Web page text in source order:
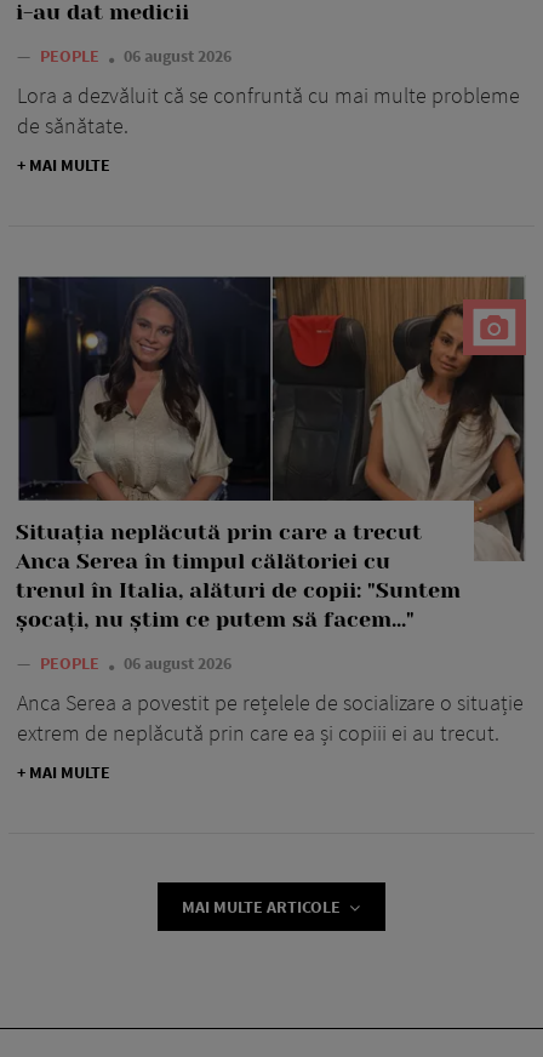
i-au dat medicii
— PEOPLE 06 august 2026
Lora a dezvăluit că se confruntă cu mai multe probleme
de sănătate.
+ MAI MULTE
Situația neplăcută prin care a trecut
Anca Serea în timpul călătoriei cu
trenul în Italia, alături de copii: "Suntem
șocați, nu știm ce putem să facem..."
— PEOPLE 06 august 2026
Anca Serea a povestit pe rețelele de socializare o situație
extrem de neplăcută prin care ea și copiii ei au trecut.
+ MAI MULTE
MAI MULTE ARTICOLE